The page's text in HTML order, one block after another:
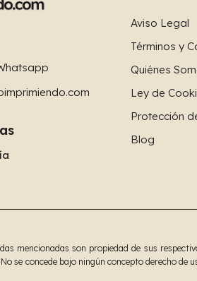
Aviso Legal
Términos y
Quiénes
Ley de
Protección
Blog
mencionadas son propiedad de sus
se concede bajo ningún concepto derecho de